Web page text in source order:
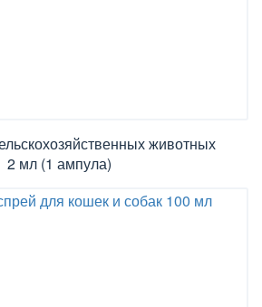
животных
2 мл (1 ампула)